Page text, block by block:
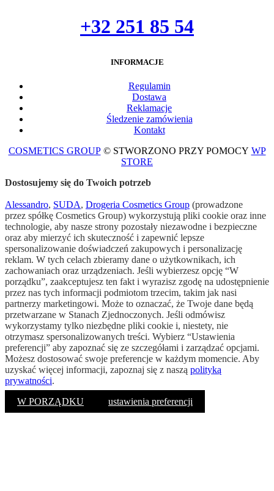
+32 251 85 54
INFORMACJE
Regulamin
Dostawa
Reklamacje
Śledzenie zamówienia
Kontakt
COSMETICS GROUP© STWORZONO PRZY POMOCY WP
STORE
Dostosujemy się do Twoich potrzeb
Alessandro, SUDA, Drogeria Cosmetics Group (prowadzone
przez spółkę Cosmetics Group) wykorzystują pliki cookie oraz inne
technologie, aby nasze strony pozostały niezawodne i bezpieczne
oraz aby mierzyć ich skuteczność i zapewnić lepsze
spersonalizowanie doświadczeń zakupowych i personalizację
reklam. W tych celach zbieramy dane o użytkownikach, ich
zachowaniach oraz urządzeniach. Jeśli wybierzesz opcję “W
porządku”, zaakceptujesz ten fakt i wyrazisz zgodę na udostępnienie
przez nas tych informacji podmiotom trzecim, takim jak nasi
partnerzy marketingowi. Może to oznaczać, że Twoje dane będą
przetwarzane w Stanach Zjednoczonych. Jeśli odmówisz
wykorzystamy tylko niezbędne pliki cookie i, niestety, nie
otrzymasz spersonalizowanych treści. Wybierz “Ustawienia
preferencji” aby zapoznać się ze szczegółami i zarządzać opcjami.
Możesz dostosować swoje preferencje w każdym momencie. Aby
uzyskać więcej informacji, zapoznaj się z naszą polityką
prywatności.
W PORZĄDKU
ustawienia preferencji